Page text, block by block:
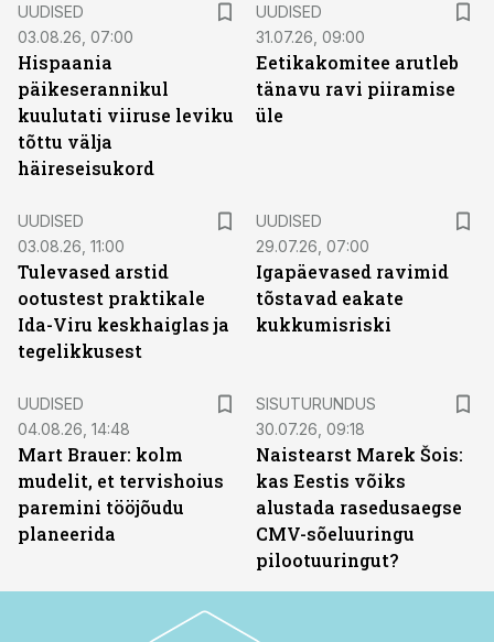
UUDISED
03.08.26, 07:00
Hispaania
päikeserannikul
kuulutati viiruse leviku
tõttu välja
häireseisukord
UUDISED
31.07.26, 09:00
Eetikakomitee arutleb
tänavu ravi piiramise
üle
UUDISED
03.08.26, 11:00
Tulevased arstid
ootustest praktikale
Ida-Viru keskhaiglas ja
tegelikkusest
UUDISED
29.07.26, 07:00
Igapäevased ravimid
tõstavad eakate
kukkumisriski
UUDISED
04.08.26, 14:48
Mart Brauer: kolm
mudelit, et tervishoius
paremini tööjõudu
planeerida
SISUTURUNDUS
30.07.26, 09:18
Naistearst Marek Šois:
kas Eestis võiks
alustada rasedusaegse
CMV-sõeluuringu
pilootuuringut?